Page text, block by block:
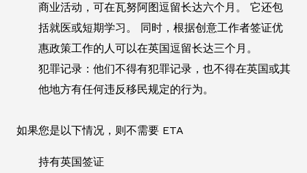
商业活动，可在瓦努阿图逗留长达六个月。 它还包
括就医或短期学习。 同时，根据创意工作者签证优
惠政策工作的人可以在英国逗留长达三个月。
犯罪记录：他们不得有犯罪记录，也不得在英国或其
他地方有任何违反移民规定的行为。
如果您是以下情况，则不需要 ETA
持有英国签证